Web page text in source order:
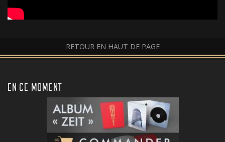
RETOUR EN HAUT DE PAGE
EN CE MOMENT